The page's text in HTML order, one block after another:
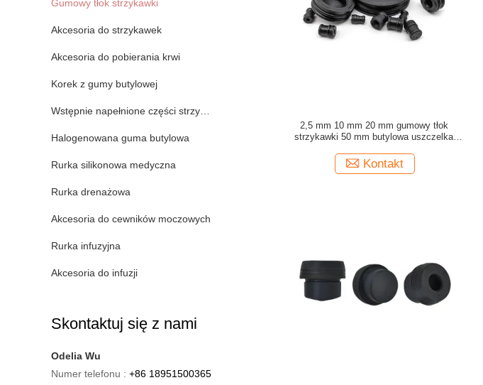
Gumowy tłok strzykawki
Akcesoria do strzykawek
Akcesoria do pobierania krwi
Korek z gumy butylowej
Wstępnie napełnione części strzykawki
Halogenowana guma butylowa
Rurka silikonowa medyczna
Rurka drenażowa
Akcesoria do cewników moczowych
Rurka infuzyjna
Akcesoria do infuzji
Skontaktuj się z nami
Odelia Wu
Numer telefonu : +86 18951500365
2,5 mm 10 mm 20 mm gumowy tłok
strzykawki 50 mm butylowa uszczelka
Kontakt